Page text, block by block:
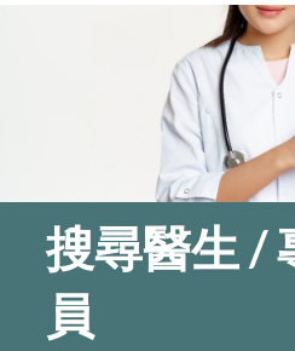
搜尋醫生 /
員